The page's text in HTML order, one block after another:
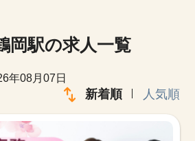
岡駅の求人一覧
年08月07日
新着順 人気順
中国・四国